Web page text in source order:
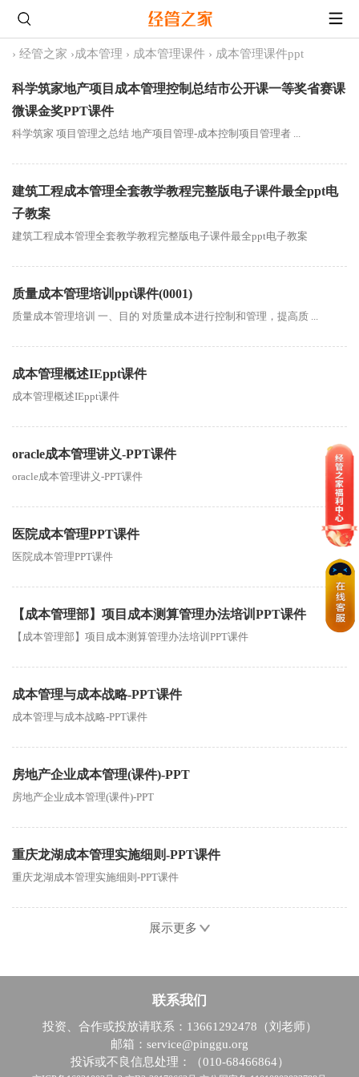
› 经管之家 ›成本管理 › 成本管理课件 › 成本管理课件ppt
科学筑家地产项目成本管理控制总结市公开课一等奖省赛课
微课金奖PPT课件
科学筑家 项目管理之总结 地产项目管理-成本控制项目管理者 ...
建筑工程成本管理全套教学教程完整版电子课件最全ppt电
子教案
建筑工程成本管理全套教学教程完整版电子课件最全ppt电子教案
质量成本管理培训ppt课件(0001)
质量成本管理培训 一、目的 对质量成本进行控制和管理，提高质 ...
成本管理概述IEppt课件
成本管理概述IEppt课件
oracle成本管理讲义-PPT课件
oracle成本管理讲义-PPT课件
医院成本管理PPT课件
医院成本管理PPT课件
【成本管理部】项目成本测算管理办法培训PPT课件
【成本管理部】项目成本测算管理办法培训PPT课件
成本管理与成本战略-PPT课件
成本管理与成本战略-PPT课件
房地产企业成本管理(课件)-PPT
房地产企业成本管理(课件)-PPT
重庆龙湖成本管理实施细则-PPT课件
重庆龙湖成本管理实施细则-PPT课件
展示更多
联系我们
投资、合作或投放请联系：13661292478（刘老师）
邮箱：service@pinggu.org
投诉或不良信息处理：（010-68466864）